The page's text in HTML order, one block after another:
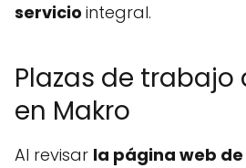
servicio integral.
Plazas de
en Makro
Al revisar la página web